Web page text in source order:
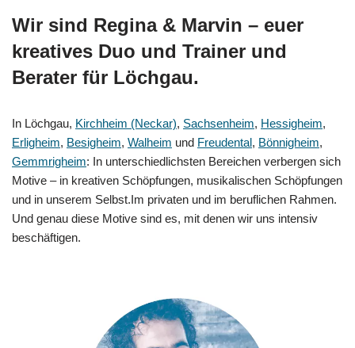
Wir sind Regina & Marvin – euer
kreatives Duo und Trainer und
Berater für Löchgau.
In Löchgau, Kirchheim (Neckar), Sachsenheim, Hessigheim,
Erligheim, Besigheim, Walheim und Freudental, Bönnigheim,
Gemmrigheim: In unterschiedlichsten Bereichen verbergen sich
Motive – in kreativen Schöpfungen, musikalischen Schöpfungen
und in unserem Selbst.Im privaten und im beruflichen Rahmen.
Und genau diese Motive sind es, mit denen wir uns intensiv
beschäftigen.